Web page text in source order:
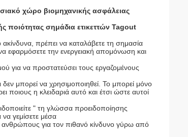
χώρο βιομηχανικής ασφάλειας
ποιότητας σημάδια ετικεττών Tagout
ακίνδυνα, πρέπει να καταλάβετε τη σημασία
εφαρμόσετε την ενεργειακή απομόνωση και
για να προστατεύσει τους εργαζομένους
δεν μπορεί να χρησιμοποιηθεί. Το μπορεί μόνο
η κλειδαριά αυτό και έτσι ώστε αυτοί
" τη γλώσσα προειδοποίησης
γεμίσετε μέσα
ανθρώπους για τον πιθανό κίνδυνο γύρω από